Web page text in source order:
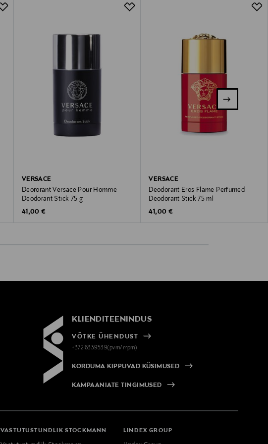
VERSACE
Deororant Versace Pour Homme
Deodorant Stick 75 g
Original Price
41,00 €
VERSACE
Deodorant Eros Flame Perfumed
Deodorant Stick 75 ml
Original Price
41,00 €
KLIENDITEENINDUS
VÕTKE ÜHENDUST
+372 6339539(pvm/mpm)
KORDUMA KIPPUVAD KÜSIMUSED
KAMPAANIATE TINGIMUSED
VASTUTUSTUNDLIK STOCKMANN LINDEX GROUP